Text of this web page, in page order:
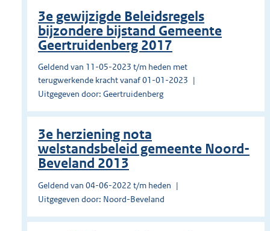
3e gewijzigde Beleidsregels
bijzondere bijstand Gemeente
Geertruidenberg 2017
Geldend van 11-05-2023 t/m heden met
terugwerkende kracht vanaf 01-01-2023
Uitgegeven door: Geertruidenberg
3e herziening nota
welstandsbeleid gemeente Noord-
Beveland 2013
Geldend van 04-06-2022 t/m heden
Uitgegeven door: Noord-Beveland